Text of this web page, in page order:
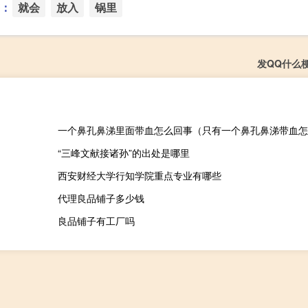
就会 放入 锅里
发QQ什么
一个鼻孔鼻涕里面带血怎么回事（只有一个鼻孔鼻涕带血
“三峰文献接诸孙”的出处是哪里
西安财经大学行知学院重点专业有哪些
代理良品铺子多少钱
良品铺子有工厂吗